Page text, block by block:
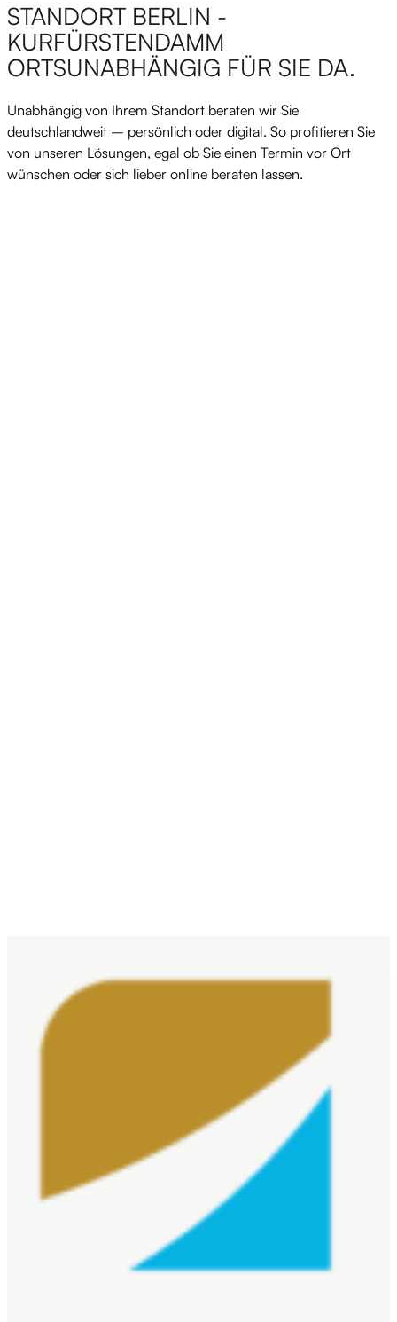
STANDORT BERLIN -
KURFÜRSTENDAMM
ORTSUNABHÄNGIG FÜR SIE DA.
Unabhängig von Ihrem Standort beraten wir Sie
deutschlandweit – persönlich oder digital. So profitieren Sie
von unseren Lösungen, egal ob Sie einen Termin vor Ort
wünschen oder sich lieber online beraten lassen.